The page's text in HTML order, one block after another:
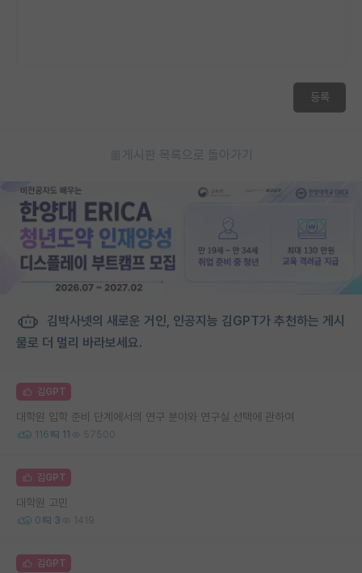
등록
게시판 목록으로 돌아가기
김박사넷의 새로운 거인, 인공지능 김GPT가 추천하는 게시
물로 더 멀리 바라보세요.
김GPT
대학원 입학 준비 단계에서의 연구 분야와 연구실 선택에 관하여
116 11 57500
김GPT
대학원 고민
0 3 1419
김GPT